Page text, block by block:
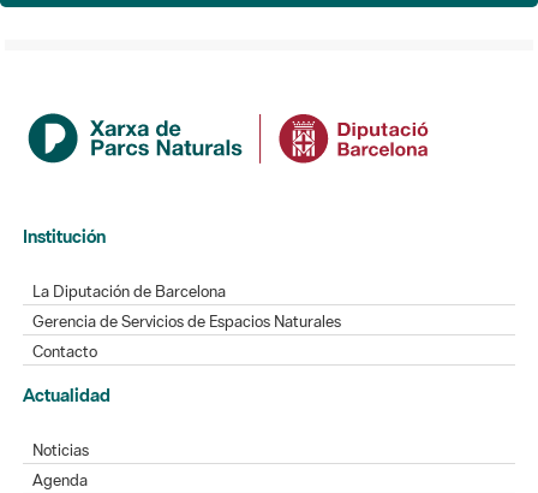
Institución
La Diputación de Barcelona
Gerencia de Servicios de Espacios Naturales
Contacto
Actualidad
Noticias
Agenda